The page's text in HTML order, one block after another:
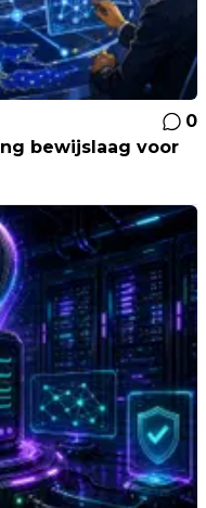
0
bewijslaag voor